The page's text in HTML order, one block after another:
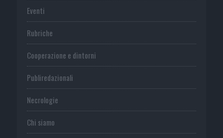
Eventi
Rubriche
Cooperazione e dintorni
Publiredazionali
Necrologie
Chi siamo